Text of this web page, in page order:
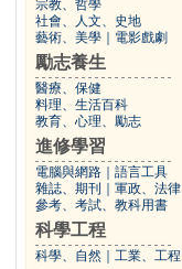
宗教、哲學
社會、人文、史地
藝術、美學
電影戲劇
勵志養生
醫療、保健
料理、生活百科
教育、心理、勵志
進修學習
電腦與網路
語言工具
雜誌、期刊
軍政、法律
參考、考試、教科用書
科學工程
科學、自然 工業、工程